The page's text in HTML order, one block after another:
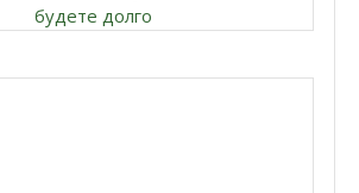
будете долго